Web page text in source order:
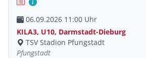
06.09.2026 11:00 Uhr
KILA3, U10, Darmstadt-Dieburg
TSV Stadion Pfungstadt
Pfungstadt